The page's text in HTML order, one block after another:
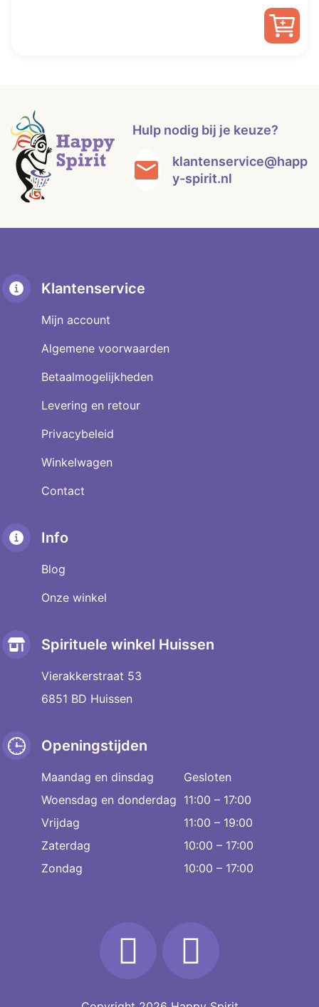
Hulp nodig bij je keuze?
klantenservice@happ
y-spirit.nl
Klantenservice
Mijn account
Algemene voorwaarden
Betaalmogelijkheden
Levering en retour
Privacybeleid
Winkelwagen
Contact
Info
Blog
Onze winkel
Spirituele winkel Huissen
Vierakkerstraat 53
6851 BD Huissen
Openingstijden
Maandag en dinsdag
Gesloten
Woensdag en donderdag 11:00 – 17:00
Vrijdag
11:00 – 19:00
Zaterdag
10:00 – 17:00
Zondag
10:00 – 17:00